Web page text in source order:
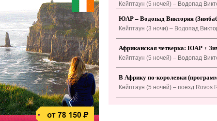
Кейптаун (5 ночей) – Водопад
ЮАР – Водопад Виктория
Кейптаун (3 ночи) – Водопад
Африканская четверка: ЮАР +
Кейптаун (5 ночей) – Водопад
В Африку по-королевки
Кейптаун (5 ночей) – поезд Rovos